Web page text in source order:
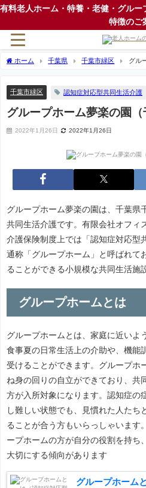
有料老人ホーム・特養・老健・グル
特徴のご
ホーム 千葉県 千葉市緑区
グル
千葉市緑区 認知症対応型共同生活介護
グループホーム夢楽の園（
2022年1月26日 2022年1月26日
グループホーム夢楽の園は、千葉県
共同生活介護です。有限会社オフィ
介護保険制度上では「認知症対応型
通称「グループホーム」と呼ばれて
ることができる小規模な共同生活施
グループホームとは
グループホームとは、家庭に近いよ
食事夏の日常生活上の介助や、機能
受けることができます。グループホ
ね身の回りの自立ができており、共
方が入所対象になります。認知症の
し難しい状態でも、見慣れた人たち
ることが合う方もいらっしゃいます
ープホームの方が自分の役割を持ち
大切にする傾向があります
グループホーム